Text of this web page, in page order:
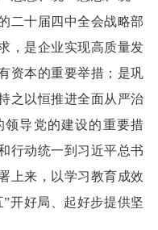
二十届四中全会战略部
，是企业实现高质量发
资本的重要举措；是巩
之以恒推进全面从严治
领导党的建设的重要措
行动统一到习近平总书
上来，以学习教育成效
开好局、起好步提供坚